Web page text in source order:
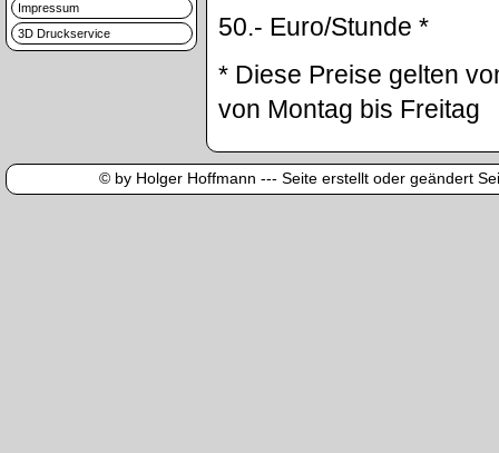
Impressum
3D Druckservice
50.- Euro/Stunde *
* Diese Preise gelten
von Montag bis Freitag
© by Holger Hoffmann --- Seite erstellt oder geändert